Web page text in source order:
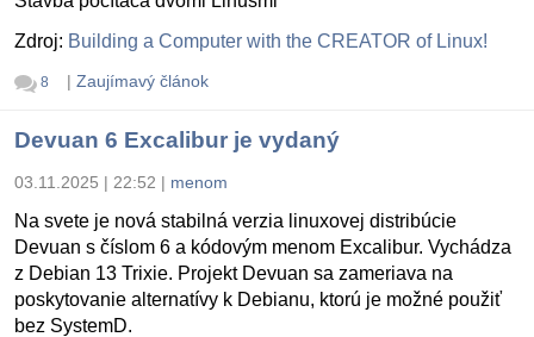
Zdroj: Building a Computer with the CREATOR of Linux!
8 | Zaujímavý článok
Devuan 6 Excalibur je vydaný
03.11.2025 | 22:52 | menom
Na svete je nová stabilná verzia linuxovej distribúcie
Devuan s číslom 6 a kódovým menom Excalibur. Vychádza
z Debian 13 Trixie. Projekt Devuan sa zameriava na
poskytovanie alternatívy k Debianu, ktorú je možné použiť
bez SystemD.